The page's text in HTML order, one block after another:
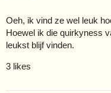
Oeh, ik vind ze wel leuk
Hoewel ik die quirkyness
leukst blijf vinden.
3 likes